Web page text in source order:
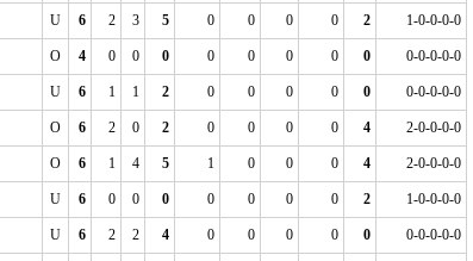
U 6 2 3 5 0 0 0 0 2 1-0-0-0-0
O 4 0 0 0 0 0 0 0 0 0-0-0-0-0
U 6 1 1 2 0 0 0 0 0 0-0-0-0-0
O 6 2 0 2 0 0 0 0 4 2-0-0-0-0
O 6 1 4 5 1 0 0 0 4 2-0-0-0-0
U 6 0 0 0 0 0 0 0 2 1-0-0-0-0
U 6 2 2 4 0 0 0 0 0 0-0-0-0-0